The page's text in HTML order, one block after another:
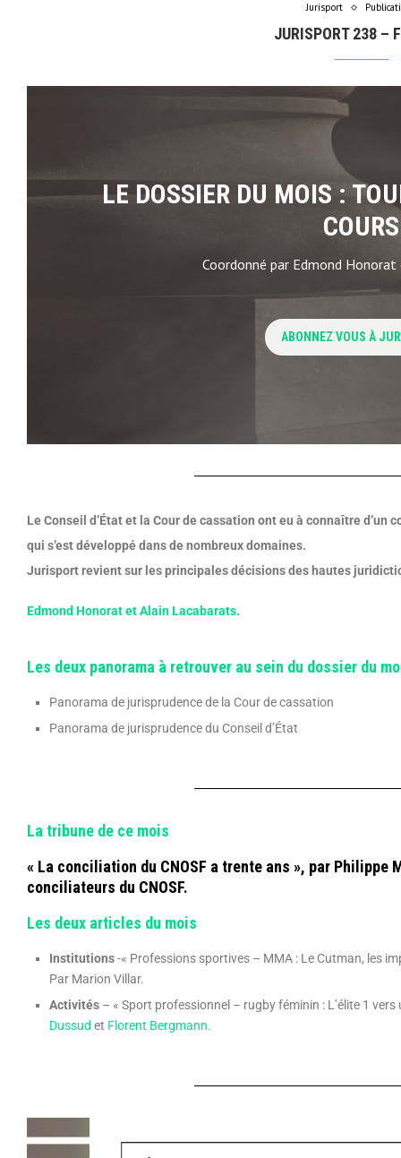
Jurisport
JURISPORT 238 –
LE DOSSIER DU MOIS :
COURS
Coordonné par Edmond
ABONNEZ VOUS À
Le Conseil d’État et la Cour de cassation ont eu à connaîtred’un
qui s’est développé dans de nombreux domaines.
Jurisport revient sur les principales décisions des hautes
Edmond Honorat et Alain Lacabarats.
Les deux panorama à retrouver au sein du dossier du
Panorama de jurisprudence de la Cour de cassation
Panorama de jurisprudence du Conseil d’État
La tribune de ce mois
« La conciliation du CNOSF a trente ans », par
conciliateurs du CNOSF.
Les deux articles du mois
Institutions-« Professions sportives – MMA : Le Cutman, les
Par Marion Villar.
Activités – « Sport professionnel – rugby féminin : L’élite 1
Dussud et Florent Bergmann.